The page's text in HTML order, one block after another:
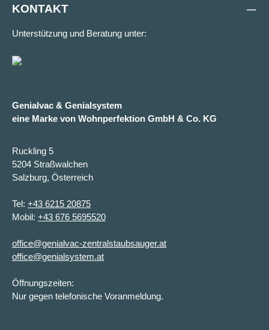
KONTAKT
Unterstützung und Beratung unter:
Genialvac & Genialsystem
eine Marke von Wohnperfektion GmbH & Co. KG
Ruckling 5
5204 Straßwalchen
Salzburg, Österreich
Tel: +43 6215 20875
Mobil: +43 676 5695520
office@genialvac-zentralstaubsauger.at
office@genialsystem.at
Öffnungszeiten:
Nur gegen telefonische Voranmeldung.